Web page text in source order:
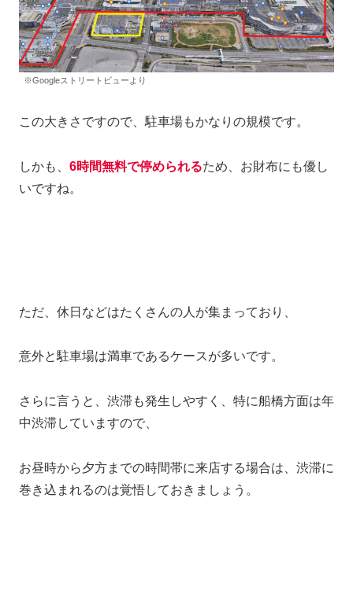
※Googleストリートビューより
この大きさですので、駐車場もかなりの規模です。
しかも、 6時間無料で停められるため、お財布にも優し
いですね。
ただ、休日などはたくさんの人が集まっており、
意外と駐車場は満車であるケースが多いです。
さらに言うと、渋滞も発生しやすく、特に船橋方面は年
中渋滞していますので、
お昼時から夕方までの時間帯に来店する場合は、渋滞に
巻き込まれるのは覚悟しておきましょう。